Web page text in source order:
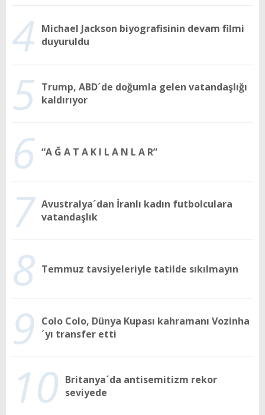
4 Michael Jackson biyografisinin devam filmi
duyuruldu
5 Trump, ABD´de doğumla gelen vatandaşlığı
kaldırıyor
6 “A Ğ A T A K I L A N L A R”
7 Avustralya´dan İranlı kadın futbolculara
vatandaşlık
8 Temmuz tavsiyeleriyle tatilde sıkılmayın
9
Colo Colo, Dünya Kupası kahramanı Vozinha
´yı transfer etti
10 Britanya´da antisemitizm rekor
seviyede